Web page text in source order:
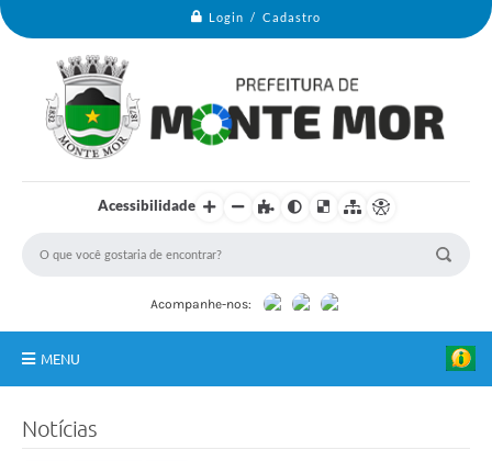
Login / Cadastro
Acessibilidade
Acompanhe-nos:
MENU
Notícias